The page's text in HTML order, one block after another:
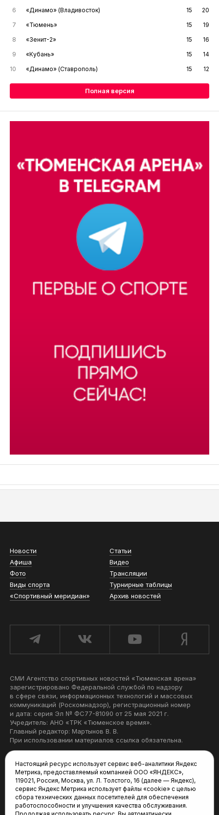
6
«Динамо» (Владивосток) 15
20
7
«Тюмень» 15
19
8
«Зенит-2» 15
16
9
«Кубань» 15
14
10
«Динамо» (Ставрополь) 15 12
Полная версия
Новости
Статьи
Афиша
Видео
Фото
Трансляции
Виды спорта
Турнирные таблицы
«Спортивный меридиан»
Архив новостей
СМИ Агентство спортивных новостей «Тюменская арена»
зарегистрировано Федеральной службой по надзору
в сфере связи, информационных технологий и массовых
коммуникаций (Роскомнадзор), регистрационный номер
и дата: серия Эл № ФС77-81090 от 25 мая 2021 г.
Учредитель: АНО «ТРК «Тюменское время».
Главный редактор: Мартынов В. В.
При использовании материалов ссылка обязательна.
Редакция:
625035, Тюмень, пр. Геологоразведчиков, 28А
(3452) 68-22-28
tum-arena@mail.ru
Настоящий ресурс использует сервис веб-аналитики Яндекс
Метрика, предоставляемый компанией ООО «ЯНДЕКС»,
119021, Россия, Москва, ул. Л. Толстого, 16 (далее — Яндекс),
сервис Яндекс Метрика использует файлы «cookie» с целью
сбора технических данных посетителей для обеспечения
работоспособности и улучшения качества обслуживания.